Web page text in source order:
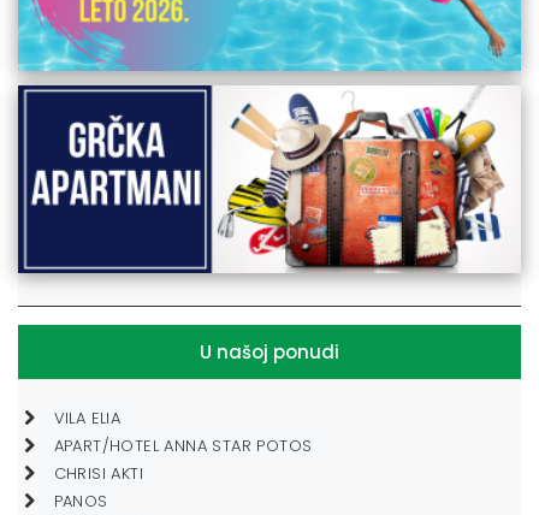
U našoj ponudi
VILA ELIA
APART/HOTEL ANNA STAR POTOS
CHRISI AKTI
PANOS